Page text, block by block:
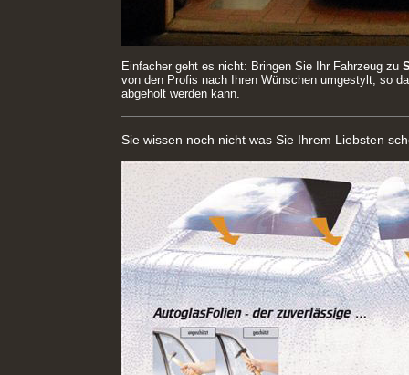
Einfacher geht es nicht: Bringen Sie Ihr Fahrzeug zu
von den Profis nach Ihren Wünschen umgestylt, so
abgeholt werden kann.
Sie wissen noch nicht was Sie Ihrem Liebsten